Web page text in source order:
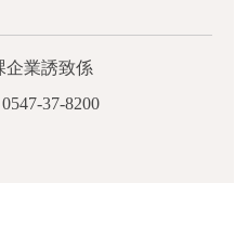
企業誘致係
0547-37-8200